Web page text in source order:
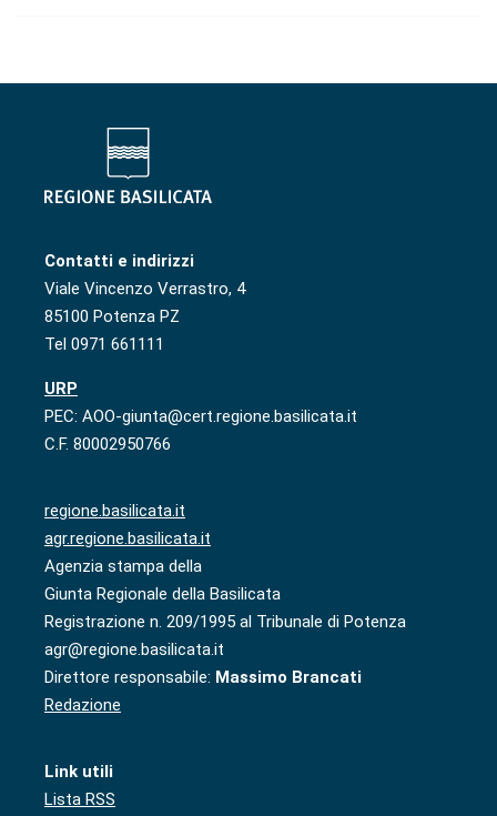
Contatti e indirizzi
Viale Vincenzo Verrastro, 4
85100 Potenza PZ
Tel 0971 661111
URP
PEC: AOO-giunta@cert.regione.basilicata.it
C.F. 80002950766
regione.basilicata.it
agr.regione.basilicata.it
Agenzia stampa della
Giunta Regionale della Basilicata
Registrazione n. 209/1995 al Tribunale di Potenza
agr@regione.basilicata.it
Direttore responsabile: Massimo Brancati
Redazione
Link utili
Lista RSS